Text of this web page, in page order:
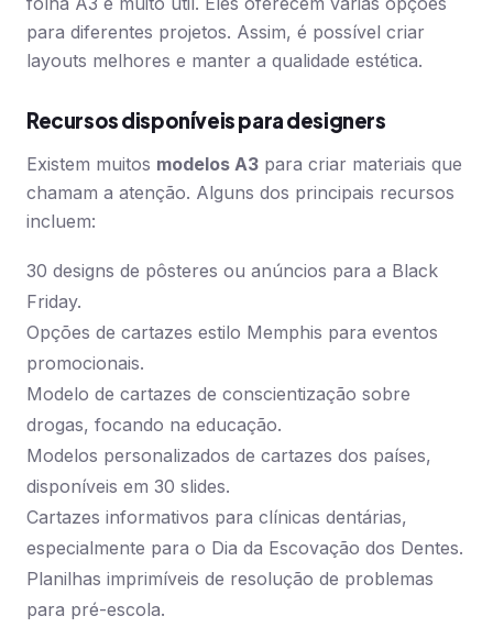
para diferentes projetos. Assim, é possível criar
layouts melhores e manter a qualidade estética.
Recursos disponíveis para designers
Existem muitos modelos A3 para criar materiais que
chamam a atenção. Alguns dos principais recursos
incluem:
30 designs de pôsteres ou anúncios para a Black
Friday.
Opções de cartazes estilo Memphis para eventos
promocionais.
Modelo de cartazes de conscientização sobre
drogas, focando na educação.
Modelos personalizados de cartazes dos países,
disponíveis em 30 slides.
Cartazes informativos para clínicas dentárias,
especialmente para o Dia da Escovação dos Dentes.
Planilhas imprimíveis de resolução de problemas
para pré-escola.